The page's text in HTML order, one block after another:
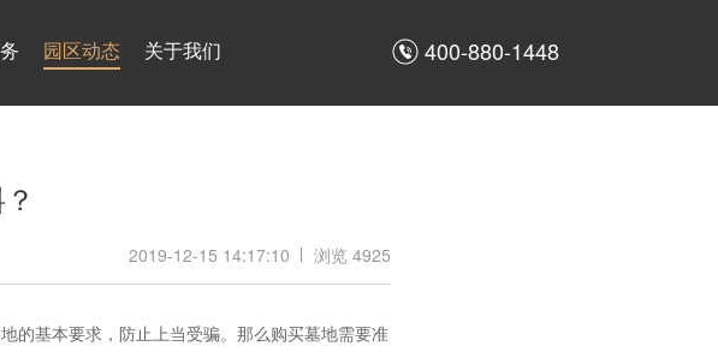
园区动态 关于我们 400-880-1448
2019-12-15 14:17:10 浏览 4925
的基本要求，防止上当受骗。那么购买墓地需要准